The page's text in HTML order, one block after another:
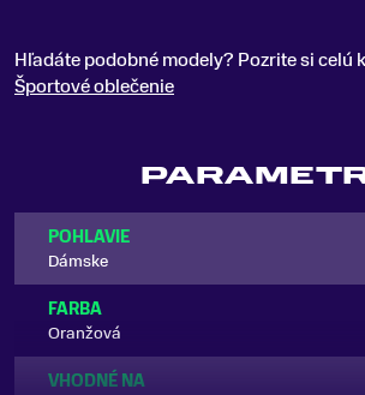
Hľadáte podobné modely? Pozrite si celú
Športové oblečenie
POHLAVIE
Dámske
FARBA
Oranžová
VHODNÉ NA